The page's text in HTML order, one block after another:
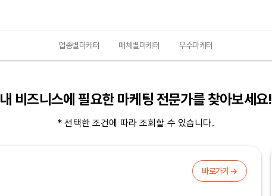
업종별마케터 매체별마케터 우수마케터
내 비즈니스에 필요한 마케팅 전문가를 찾아보세요!
* 선택한 조건에 따라 조회할 수 있습니다.
바로가기 →